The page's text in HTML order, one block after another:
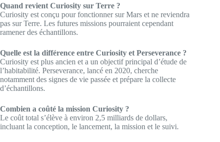
Quand revient Curiosity sur Terre ?
Curiosity est conçu pour fonctionner sur Mars et ne reviendra
pas sur Terre. Les futures missions pourraient cependant
ramener des échantillons.
Quelle est la différence entre Curiosity et Perseverance ?
Curiosity est plus ancien et a un objectif principal d’étude de
l’habitabilité. Perseverance, lancé en 2020, cherche
notamment des signes de vie passée et prépare la collecte
d’échantillons.
Combien a coûté la mission Curiosity ?
Le coût total s’élève à environ 2,5 milliards de dollars,
incluant la conception, le lancement, la mission et le suivi.